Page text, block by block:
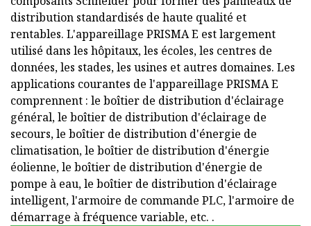
distribution standardisés de haute qualité et
rentables. L'appareillage PRISMA E est largement
utilisé dans les hôpitaux, les écoles, les centres de
données, les stades, les usines et autres domaines. Les
applications courantes de l'appareillage PRISMA E
comprennent : le boîtier de distribution d'éclairage
général, le boîtier de distribution d'éclairage de
secours, le boîtier de distribution d'énergie de
climatisation, le boîtier de distribution d'énergie
éolienne, le boîtier de distribution d'énergie de
pompe à eau, le boîtier de distribution d'éclairage
intelligent, l'armoire de commande PLC, l'armoire de
démarrage à fréquence variable, etc. .